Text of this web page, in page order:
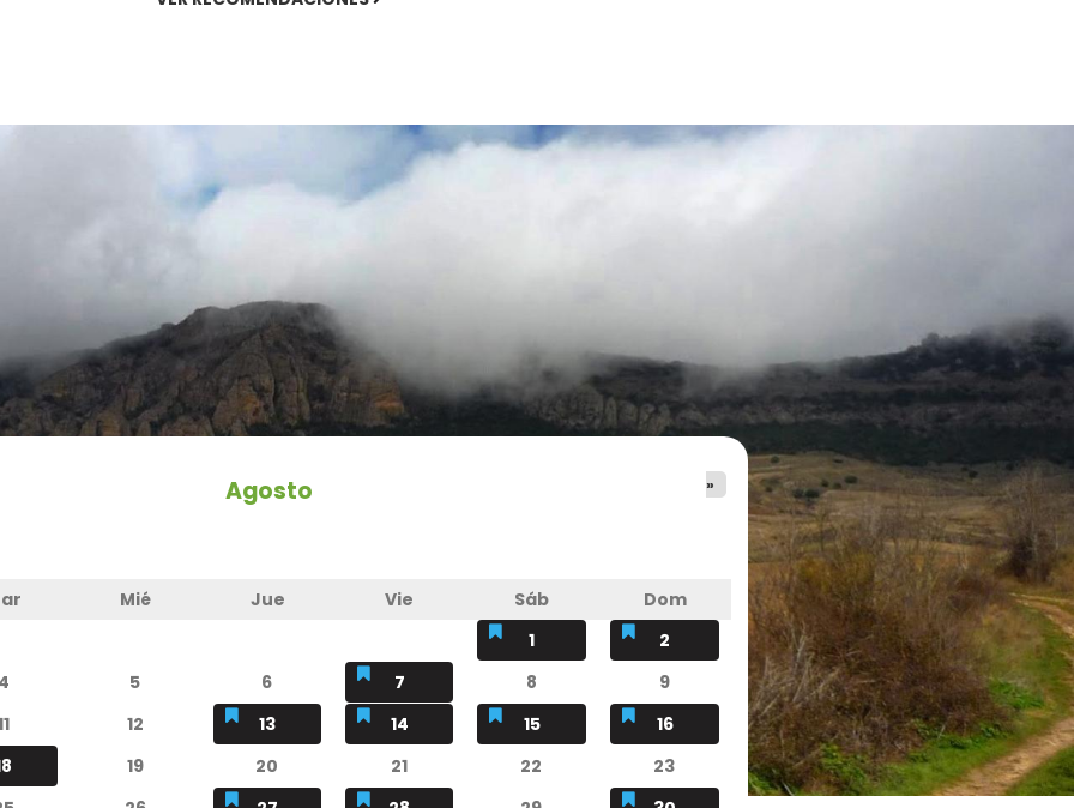
Agosto »
Mié Jue Vie Sáb
Dom
1
2
5 6 7 8
9
12 13 14 15
16
19 20 21 22
23